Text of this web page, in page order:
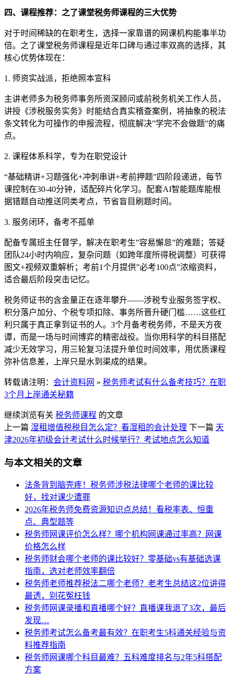
四、课程推荐：之了课堂税务师课程的三大优势
对于时间稀缺的在职考生，选择一家靠谱的网课机构能事半功
倍。之了课堂税务师课程是近年口碑与通过率双高的选择，其
核心优势体现在：
1. 师资实战派，拒绝照本宣科
主讲老师多为税务师事务所资深顾问或前税务机关工作人员，
讲授《涉税服务实务》时能结合真实稽查案例，将抽象的税法
条文转化为可操作的申报流程，彻底解决”学完不会做题”的痛
点。
2. 课程体系科学，专为在职党设计
“基础精讲+习题强化+冲刺串讲+考前押题”四阶段递进，每节
课控制在30-40分钟，适配碎片化学习。配套AI智能题库能根
据错题自动推送同类考点，节省盲目刷题时间。
3. 服务闭环，备考不孤单
配备专属班主任督学，解决在职考生”容易懈怠”的难题；答疑
团队24小时内响应，复杂问题（如跨年度所得税调整）可获得
图文+视频双重解析；考前1个月提供”必考100点”浓缩资料，
适合最后阶段突击记忆。
税务师证书的含金量正在逐年攀升——涉税专业服务签字权、
积分落户加分、个税专项扣除、事务所晋升硬门槛……这些红
利只属于真正拿到证书的人。3个月备考税务师，不是天方夜
谭，而是一场与时间博弈的精密战役。当你用科学的科目搭配
减少无效学习，用三轮复习法提升单位时间效率，用优质课程
弥补信息差，上岸只是水到渠成的结果。
转载请注明： 会计资料网 » 税务师考试有什么备考技巧？在职
3个月上岸通关秘籍
继续浏览有关 税务师课程 的文章
上一篇 湿租增值税税目怎么定？看湿租的会计处理 下一篇 天
津2026年初级会计考试什么时候举行？考试地点怎么知道
与本文相关的文章
法条背到脑壳疼！税务师涉税法律哪个老师的课比较
好，找对课少遭罪
2026年税务师免费资源知识点总结！看税率表、恒重
点、典型题等
税务师网课评价怎么样？哪个机构网课通过率高？网课
价格怎么样
税务师财会哪个老师的课比较好？零基础vs有基础选课
指南，选对老师效率翻倍
税务师老师推荐税法二哪个老师？老考生总结这2位讲得
最透，别花冤枉钱
税务师网课录播和直播哪个好？直播课我退了3次，最后
发现…
税务师考试怎么备考最有效？在职考生5科通关经验与资
料推荐指南
税务师网课哪个科目最难？五科难度排名与2年5科搭配
方案